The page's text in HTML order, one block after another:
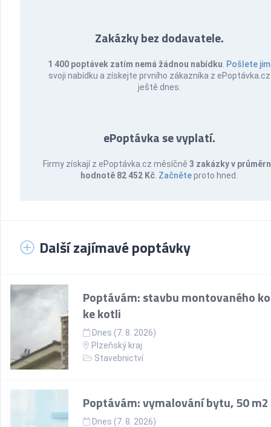
Zakázky bez dodavatele.
1 400 poptávek zatím nemá žádnou nabídku Pošlete jim
svoji nabídku a získejte prvního zákazníka z ePoptávka.cz
ještě dnes.
ePoptávka se vyplatí.
Firmy získají z ePoptávka.cz měsíčně 3 zakázky v
hodnotě 82 452 Kč Začněteproto hned.
Další zajímavé poptávky
Poptávám: stavbu montovaného
ke kotli
Dnes (7. 8. 2026)
Plzeňský kraj
Stavebnictví
Poptávám: vymalování bytu, 50 m2
Dnes (7. 8. 2026)